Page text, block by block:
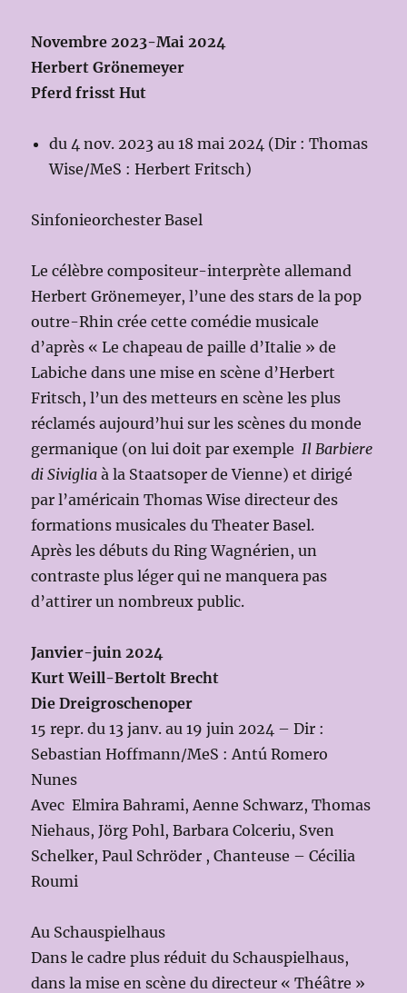
Novembre 2023-Mai 2024
Herbert Grönemeyer
Pferd frisst Hut
du 4 nov. 2023 au 18 mai 2024 (Dir : Thomas
Wise/MeS : Herbert Fritsch)
Sinfonieorchester Basel
Le célèbre compositeur-interprète allemand
Herbert Grönemeyer, l’une des stars de la pop
outre-Rhin crée cette comédie musicale
d’après « Le chapeau de paille d’Italie » de
Labiche dans une mise en scène d’Herbert
Fritsch, l’un des metteurs en scène les plus
réclamés aujourd’hui sur les scènes du monde
germanique (on lui doit par exemple Il Barbiere
di Siviglia à la Staatsoper de Vienne) et dirigé
par l’américain Thomas Wise directeur des
formations musicales du Theater Basel.
Après les débuts du Ring Wagnérien, un
contraste plus léger qui ne manquera pas
d’attirer un nombreux public.
Janvier-juin 2024
Kurt Weill-Bertolt Brecht
Die Dreigroschenoper
15 repr. du 13 janv. au 19 juin 2024 – Dir :
Sebastian Hoffmann/MeS : Antú Romero
Nunes
Avec Elmira Bahrami, Aenne Schwarz, Thomas
Niehaus, Jörg Pohl, Barbara Colceriu, Sven
Schelker, Paul Schröder , Chanteuse – Cécilia
Roumi
Au Schauspielhaus
Dans le cadre plus réduit du Schauspielhaus,
dans la mise en scène du directeur « Théâtre »